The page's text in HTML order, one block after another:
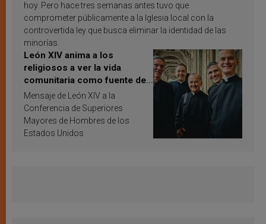
hoy. Pero hace tres semanas antes tuvo que
comprometer públicamente a la Iglesia local con la
controvertida ley que busca eliminar la identidad de las
minorías.
León XIV anima a los
religiosos a ver la vida
comunitaria como fuente de
inspiración y santificación
Mensaje de León XIV a la
Conferencia de Superiores
Mayores de Hombres de los
Estados Unidos